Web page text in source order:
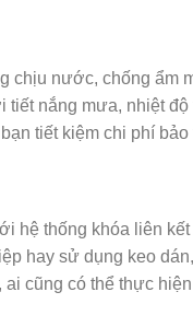
chịu nước, chống ẩm
tiết nắng mưa, nhiệt độ
tiết kiệm chi phí bảo
hệ thống khóa liên
hay sử dụng keo
cũng có thể thực